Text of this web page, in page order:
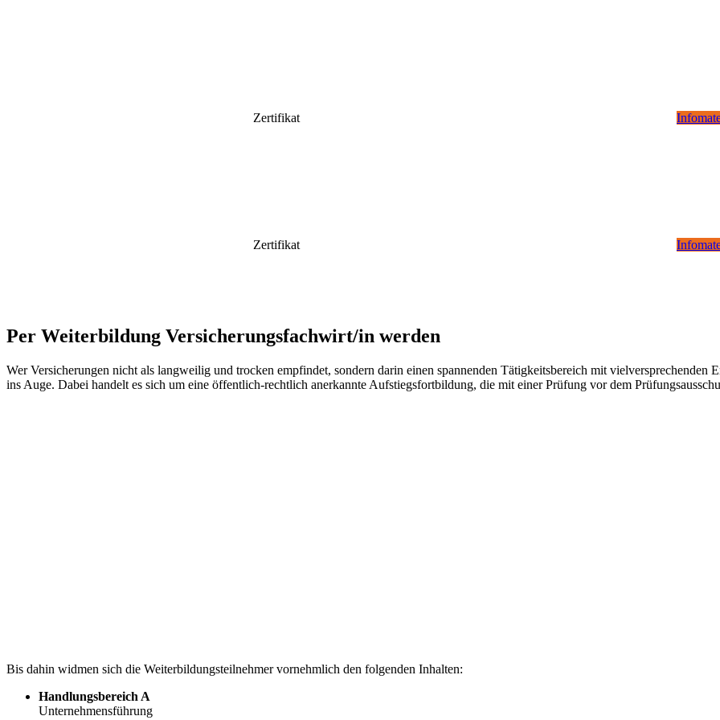
Zertifikat
Zertifikat
Per Weiterbildung Versicherungsfachwirt/in werden
Wer Versicherungen nicht als langweilig und trocken empfindet, sondern darin einen spannenden Tätigkeitsbereich mit
ins Auge. Dabei handelt es sich um eine öffentlich-rechtlich anerkannte Aufstiegsfortbildung, die mit einer Prüfung vor dem
Bis dahin widmen sich die Weiterbildungsteilnehmer vornehmlich den folgenden Inhalten:
Handlungsbereich A
Unternehmensführung